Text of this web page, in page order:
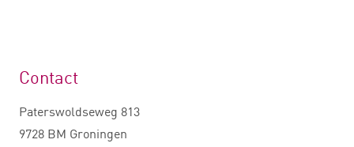
Contact
Paterswoldseweg 813
9728 BM Groningen